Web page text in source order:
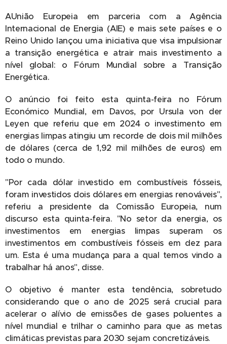
AUnião Europeia em parceria com a Agência
Internacional de Energia (AIE) e mais sete países e o
Reino Unido lançou uma iniciativa que visa impulsionar
a transição energética e atrair mais investimento a
nível global: o Fórum Mundial sobre a Transição
Energética.
O anúncio foi feito esta quinta-feira no Fórum
Económico Mundial, em Davos, por Ursula von der
Leyen que referiu que em 2024 o investimento em
energias limpas atingiu um recorde de dois mil milhões
de dólares (cerca de 1,92 mil milhões de euros) em
todo o mundo.
"Por cada dólar investido em combustíveis fósseis,
foram investidos dois dólares em energias renováveis",
referiu a presidente da Comissão Europeia, num
discurso esta quinta-feira. "No setor da energia, os
investimentos em energias limpas superam os
investimentos em combustíveis fósseis em dez para
um. Esta é uma mudança para a qual temos vindo a
trabalhar há anos", disse.
O objetivo é manter esta tendência, sobretudo
considerando que o ano de 2025 será crucial para
acelerar o alívio de emissões de gases poluentes a
nível mundial e trilhar o caminho para que as metas
climáticas previstas para 2030 sejam concretizáveis.